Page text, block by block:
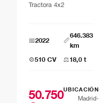
Tractora 4x2
📅2022 📏
646.383
km
⚙️510 CV ⚖️18,0 t
50.750UBICACIÓN
Madrid-